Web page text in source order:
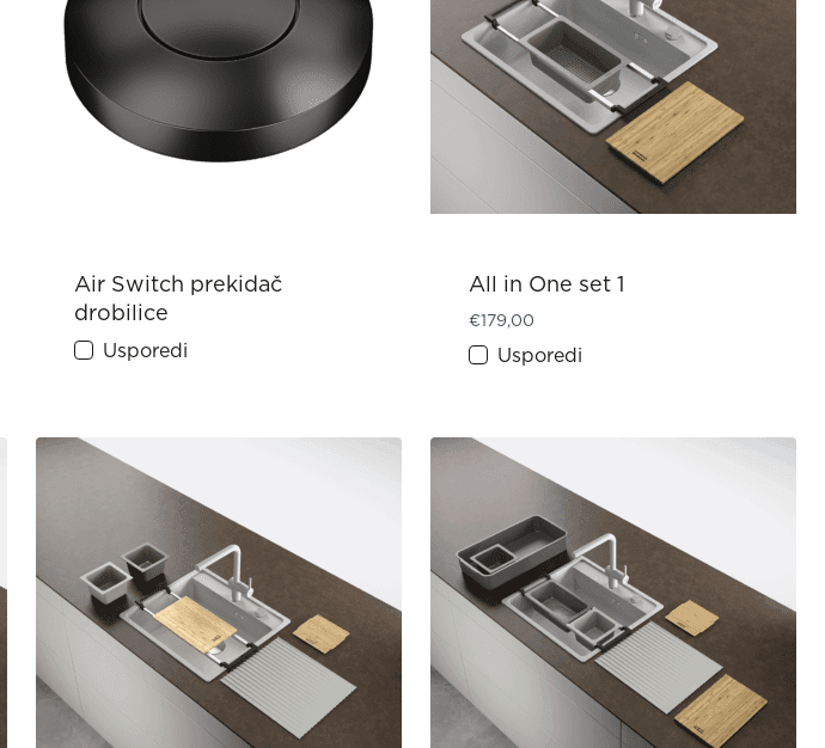
Air Switch prekidač
drobilice
Usporedi
All in One set 1
€179,00
Usporedi